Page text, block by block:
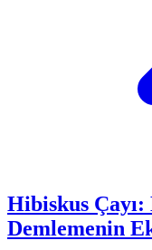
Hibiskus Çayı:
Demlemenin